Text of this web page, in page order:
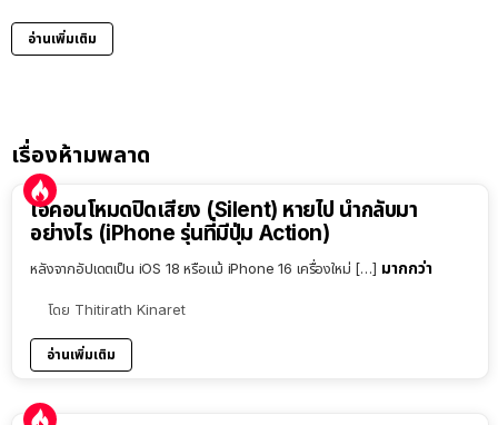
อ่านเพิ่มเติม
เรื่องห้ามพลาด
ไอคอนโหมดปิดเสียง (Silent) หายไป นำกลับมา
อย่างไร (iPhone รุ่นที่มีปุ่ม Action)
หลังจากอัปเดตเป็น iOS 18 หรือแม้ iPhone 16 เครื่องใหม่ […] มากกว่า
โดย Thitirath Kinaret
อ่านเพิ่มเติม